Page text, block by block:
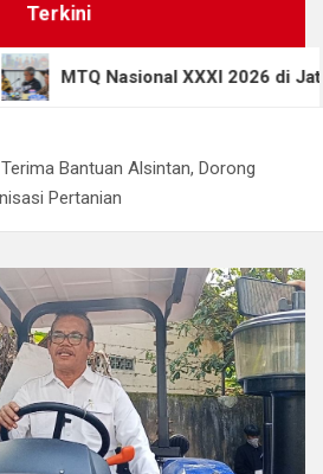
Terkini
XXXI 2026 di Jateng Bawa
Bantuan Alsintan, Dorong
Pertanian